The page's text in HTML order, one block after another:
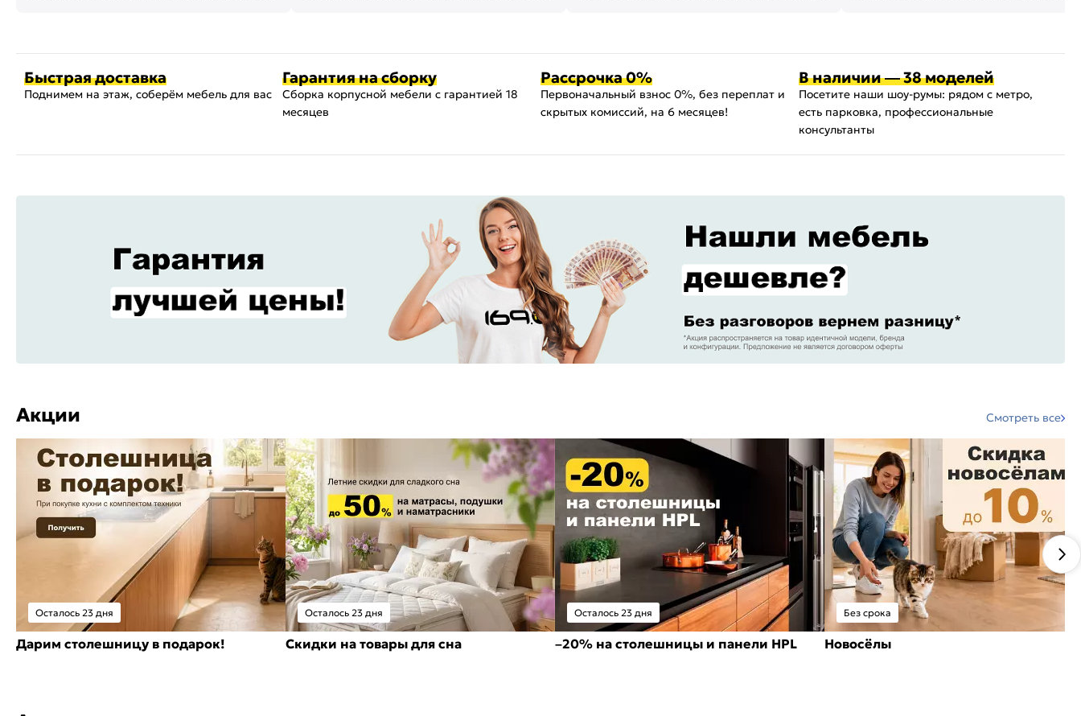
Быстрая доставка
Поднимем на этаж, соберём мебель для вас
Гарантия на сборку
Сборка корпусной мебели с гарантией 18
месяцев
Рассрочка 0%
Первоначальный взнос 0%, без переплат и
скрытых комиссий, на 6 месяцев!
В наличии — 38 моделей
Посетите наши шоу-румы: рядом с метро,
есть парковка, профессиональные
консультанты
Акции Смотреть все
Осталось 23 дня
Дарим столешницу в подарок!
Осталось 23 дня
Скидки на товары для сна
Осталось 23 дня
–20% на столешницы и панели HPL
Без срока
Новосёлы